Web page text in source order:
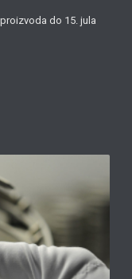
do 15. jula